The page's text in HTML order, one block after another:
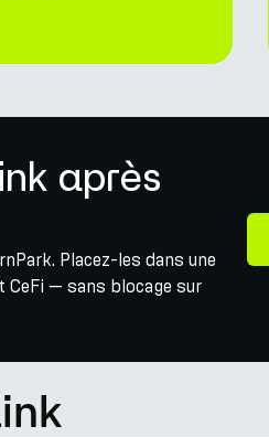
après
Placez-les dans une
CeFi — sans blocage sur